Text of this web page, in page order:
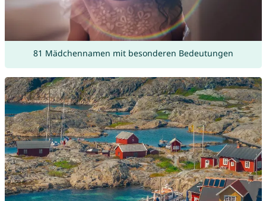
81 Mädchennamen mit besonderen Bedeutungen